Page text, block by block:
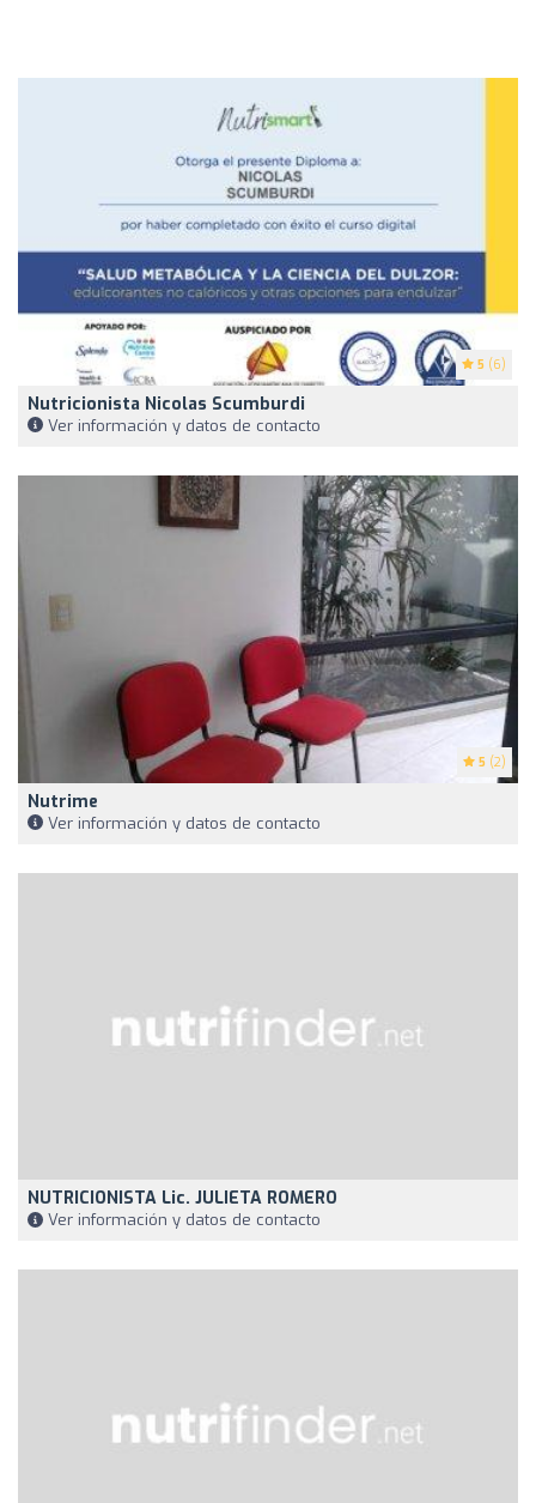
5 (6)
Nutricionista Nicolas Scumburdi
Ver información y datos de contacto
5 (2)
Nutrime
Ver información y datos de contacto
NUTRICIONISTA Lic. JULIETA ROMERO
Ver información y datos de contacto